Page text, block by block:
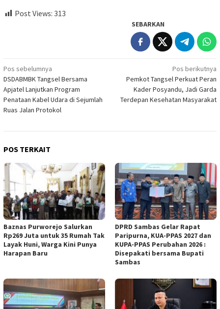
Post Views: 313
SEBARKAN
Navigasi
pos
Pos sebelumnya
DSDABMBK Tangsel Bersama
Apjatel Lanjutkan Program
Penataan Kabel Udara di Sejumlah
Ruas Jalan Protokol
Pos berikutnya
Pemkot Tangsel Perkuat Peran
Kader Posyandu, Jadi Garda
Terdepan Kesehatan Masyarakat
POS TERKAIT
Baznas Purworejo Salurkan
Rp269 Juta untuk 35 Rumah Tak
Layak Huni, Warga Kini Punya
Harapan Baru ‎
DPRD Sambas Gelar Rapat
Paripurna, KUA-PPAS 2027 dan
KUPA-PPAS Perubahan 2026 :
Disepakati bersama Bupati
Sambas